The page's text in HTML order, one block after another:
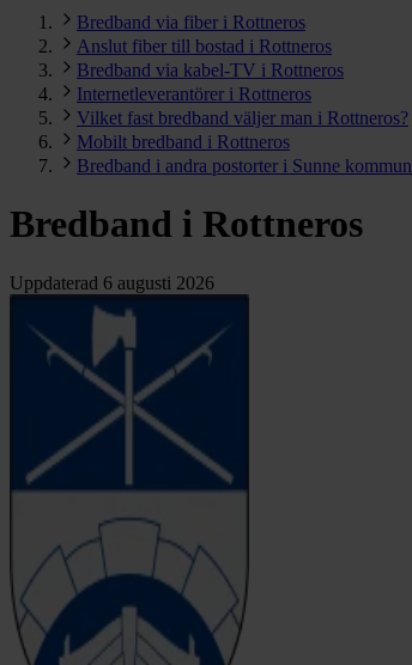
Bredband via fiber i Rottneros
Anslut fiber till bostad i Rottneros
Bredband via kabel-TV i Rottneros
Internetleverantörer i Rottneros
Vilket fast bredband väljer man i Rottneros?
Mobilt bredband i Rottneros
Bredband i andra postorter i Sunne kommun
Bredband i Rottneros
Uppdaterad 6 augusti 2026